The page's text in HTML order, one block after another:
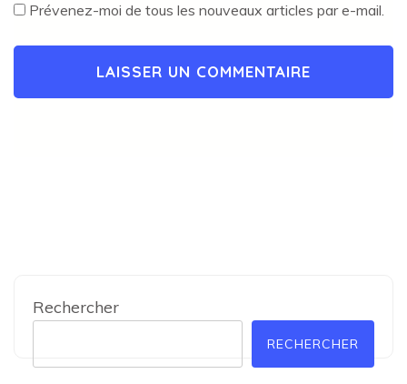
Prévenez-moi de tous les nouveaux articles par e-mail.
Rechercher
RECHERCHER